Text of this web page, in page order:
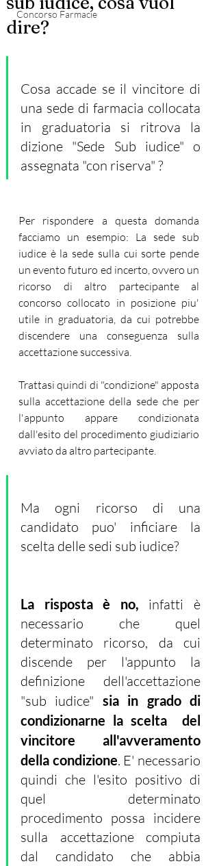
Concorso Farmacie
dire?
Cosa accade se il vincitore di
una sede di farmacia collocata
in graduatoria si ritrova la
dizione "Sede Sub iudice" o
assegnata "con riserva" ?
Per rispondere a questa domanda
facciamo un esempio: La sede sub
iudice è la sede sulla cui sorte pende
un evento futuro ed incerto, ovvero un
ricorso di altro partecipante al
concorso collocato in posizione piu'
utile in graduatoria, da cui potrebbe
discendere una conseguenza sulla
accettazione successiva.
Trattasi quindi di "condizione" apposta
sulla accettazione della sede che per
l'appunto appare condizionata
dall'esito del procedimento giudiziario
avviato da altro partecipante.
Ma ogni ricorso di una
candidato puo' inficiare la
scelta delle sedi sub iudice?
La risposta è no, infatti è
necessario che quel
determinato ricorso, da cui
discende per l'appunto la
definizione dell'accettazione
"sub iudice" sia in grado di
condizionarne la scelta  del
vincitore all'avveramento
della condizione. E' necessario
quindi che l'esito positivo di
quel determinato
procedimento possa incidere
sulla accettazione compiuta
dal candidato che abbia